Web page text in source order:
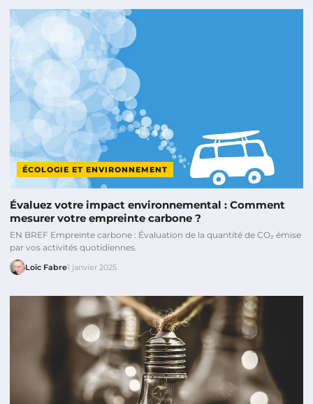
ÉCOLOGIE ET ENVIRONNEMENT
Évaluez votre impact environnemental : Comment
mesurer votre empreinte carbone ?
EN BREF Empreinte carbone : Évaluation de la quantité de CO₂ émise
par vos activités quotidiennes.
Loïc Fabre1 janvier 2025